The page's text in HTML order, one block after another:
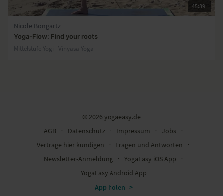
45:39
Nicole Bongartz
Yoga-Flow: Find your roots
Mittelstufe-Yogi | Vinyasa Yoga
© 2026 yogaeasy.de
AGB
∙ Datenschutz ∙ Impressum ∙ Jobs
∙
Verträge hier kündigen
∙ Fragen und Antworten
∙
Newsletter-Anmeldung
∙ YogaEasy iOS App
∙
YogaEasy Android App
App holen ->